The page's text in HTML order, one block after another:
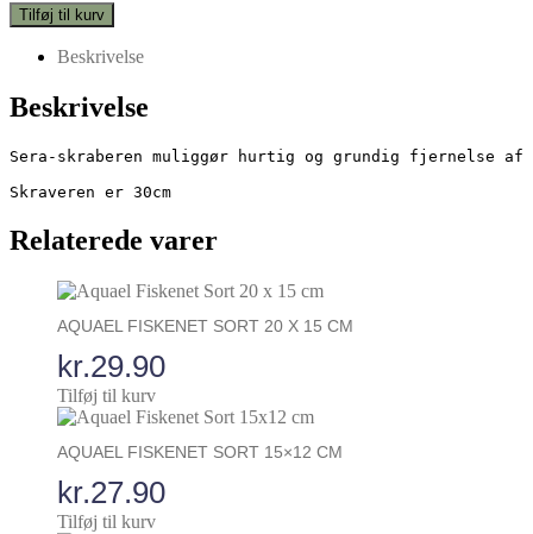
Sera
Scraper
Algeskraber
3in1
Tilføj til kurv
Beskrivelse
Beskrivelse
Sera-skraberen muliggør hurtig og grundig
Skraveren er 30cm
Relaterede varer
AQUAEL FISKENET SORT 20 X 15 CM
kr.29.90
Tilføj til kurv
AQUAEL FISKENET SORT 15×12 CM
kr.27.90
Tilføj til kurv